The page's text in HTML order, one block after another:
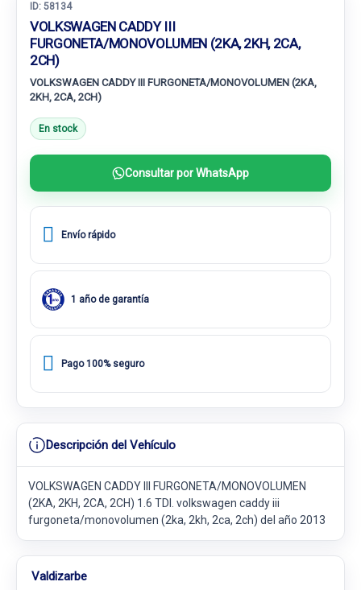
ID: 58134
VOLKSWAGEN CADDY III
FURGONETA/MONOVOLUMEN (2KA, 2KH, 2CA,
2CH)
VOLKSWAGEN CADDY III FURGONETA/MONOVOLUMEN (2KA,
2KH, 2CA, 2CH)
En stock
Consultar por WhatsApp
Envío rápido
1 año de garantía
Pago 100% seguro
Descripción del Vehículo
VOLKSWAGEN CADDY III FURGONETA/MONOVOLUMEN
(2KA, 2KH, 2CA, 2CH) 1.6 TDI. volkswagen caddy iii
furgoneta/monovolumen (2ka, 2kh, 2ca, 2ch) del año 2013
Valdizarbe